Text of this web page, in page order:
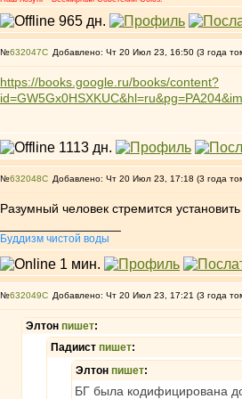
№632047 Добавлено: Чт 20 Июл 23, 16:50 (3 года
https://books.google.ru/books/content?
№632048 Добавлено: Чт 20 Июл 23, 17:18 (3 года
Разумный человек стремится
Буддизм чистой воды
№632049 Добавлено: Чт 20 Июл 23, 17:21 (3 года
Элтон пишет:
Падиист пишет:
Элтон пишет:
БГ была кодифицирована